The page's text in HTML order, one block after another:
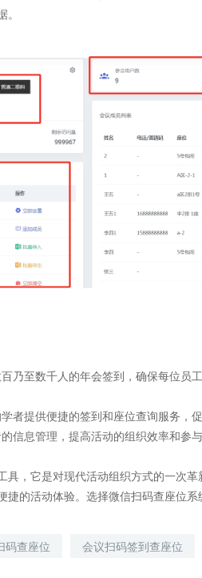
百乃至数千人的年会签到，确保每位员
者提供便捷的签到和座位查询服务，
信息管理，提高活动的组织效率和参与
具，它是对现代活动组织方式的一次
的活动体验。选择微信扫码查座位
码查座位 会议扫码签到查座位